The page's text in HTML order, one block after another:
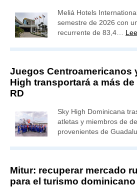
Meliá Hotels
semestre de 2026 con
recurrente de 83,4…
Juegos Centroamericanos
High transportará a más de
RD
Sky High Dominicana
atletas y miembros de
provenientes de
Mitur: recuperar mercado
para el turismo dominicano